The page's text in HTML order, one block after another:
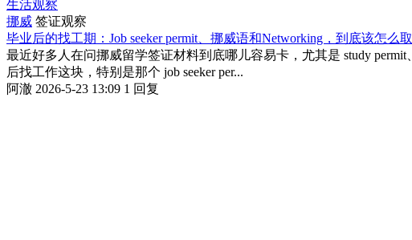
生活观察
挪威 签证观察
毕业后的找工期：Job seeker permit、挪威语和Networking，到底该怎么
最近好多人在问挪威留学签证材料到底哪儿容易卡，尤其是 study
后找工作这块，特别是那个 job seeker per...
阿澈 2026-5-23 13:09 1 回复